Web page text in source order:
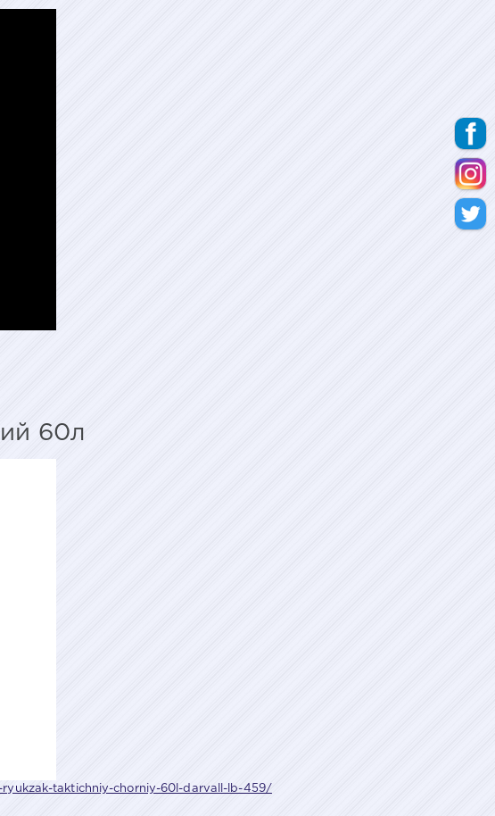
60л
taktichniy-chorniy-60l-darvall-lb-459/